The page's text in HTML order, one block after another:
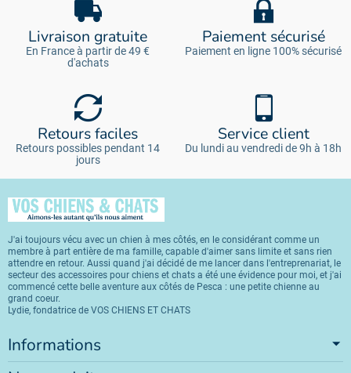
Livraison gratuite
En France à partir de 49 €
d'achats
Paiement sécurisé
Paiement en ligne 100% sécurisé
Retours faciles
Retours possibles pendant 14
jours
Service client
Du lundi au vendredi de 9h à 18h
J'ai toujours vécu avec un chien à mes côtés, en le considérant comme un
membre à part entière de ma famille, capable d'aimer sans limite et sans rien
attendre en retour. Aussi quand j'ai décidé de me lancer dans l'entreprenariat, le
secteur des accessoires pour chiens et chats a été une évidence pour moi, et j'ai
commencé cette belle aventure aux côtés de Pesca : une petite chienne au
grand coeur.
Lydie, fondatrice de VOS CHIENS ET CHATS
Informations